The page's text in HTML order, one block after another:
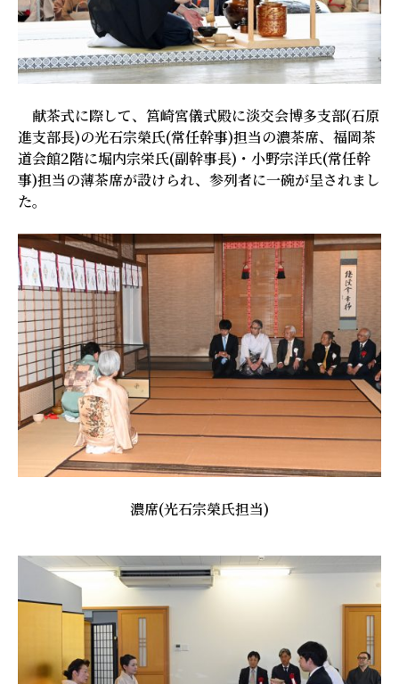
献茶式に際して、筥崎宮儀式殿に淡交会博多支部(石原
進支部長)の光石宗榮氏(常任幹事)担当の濃茶席、福岡茶
道会館2階に堀内宗栄氏(副幹事長)・小野宗洋氏(常任幹
事)担当の薄茶席が設けられ、参列者に一碗が呈されまし
た。
濃席(光石宗榮氏担当)